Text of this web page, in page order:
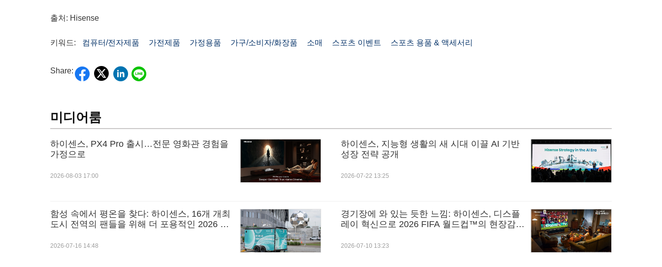
출처: Hisense
키워드: 컴퓨터/전자제품 가전제품 가정용품 가구/소비자/화장품 소매 스포츠 이벤트 스포츠 용품 & 액세서리
Share:
미디어룸
하이센스, PX4 Pro 출시…전문 영화관 경험을
가정으로
2026-08-03 17:00
하이센스, 지능형 생활의 새 시대 이끌 AI 기반
성장 전략 공개
2026-07-22 13:25
함성 속에서 평온을 찾다: 하이센스, 16개 개최
도시 전역의 팬들을 위해 더 포용적인 2026 피
2026-07-16 14:48
경기장에 와 있는 듯한 느낌: 하이센스, 디스플
레이 혁신으로 2026 FIFA 월드컵™의 현장감
2026-07-10 13:23